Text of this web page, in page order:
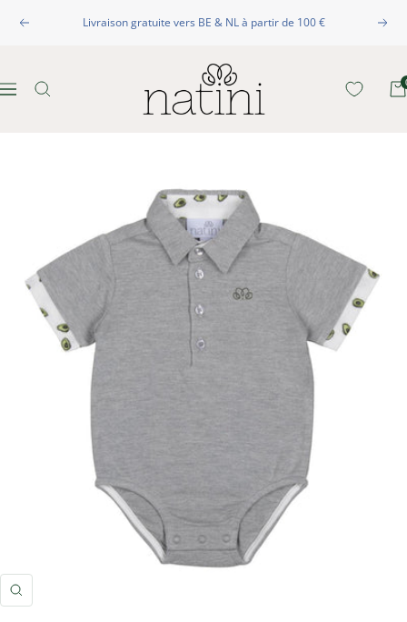
Précédent Livraison gratuite vers BE & NL à partir de 100 €
Navigation
Zoom